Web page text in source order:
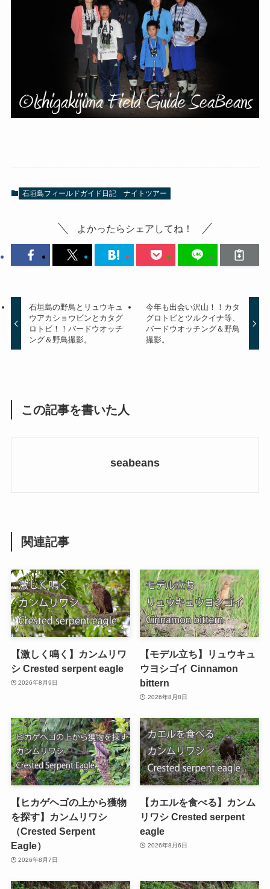
石垣島フィールドガイド日記 ナイトツアー
よかったらシェアしてね！
石垣島の野鳥とリュウキュ
ウアカショウビンとカタグ
ロトビ！！バードウオッチ
ング＆野鳥撮影。
今年も出会い沢山！！カタ
グロトビとツルクイナ等、
バードウオッチング＆野鳥
撮影。
この記事を書いた人
seabeans
関連記事
【激しく鳴く】カンムリワ
シ Crested serpent eagle
2026年8月9日
【モデル立ち】リュウキュ
ウヨシゴイ Cinnamon
bittern
2026年8月8日
【ヒカゲヘゴの上から獲物
を探す】カンムリワシ
（Crested Serpent
Eagle）
2026年8月7日
【カエルを食べる】カンム
リワシ Crested serpent
eagle
2026年8月6日